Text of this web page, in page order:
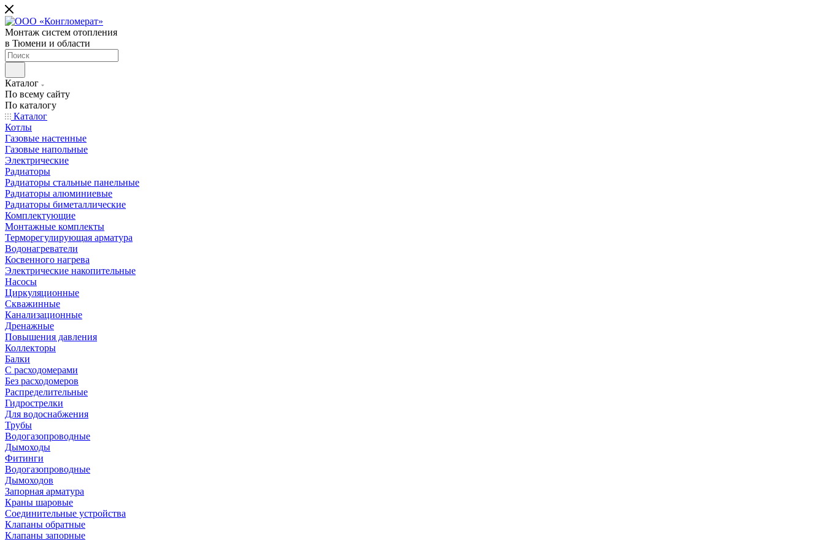
Монтаж систем отопления
в Тюмени и области
Каталог
По всему сайту
По каталогу
Каталог
Котлы
Газовые настенные
Газовые напольные
Электрические
Радиаторы
Радиаторы стальные панельные
Радиаторы алюминиевые
Радиаторы биметаллические
Комплектующие
Монтажные комплекты
Терморегулирующая арматура
Водонагреватели
Косвенного нагрева
Электрические накопительные
Насосы
Циркуляционные
Скважинные
Канализационные
Дренажные
Повышения давления
Коллекторы
Балки
С расходомерами
Без расходомеров
Распределительные
Гидрострелки
Для водоснабжения
Трубы
Водогазопроводные
Дымоходы
Фитинги
Водогазопроводные
Дымоходов
Запорная арматура
Краны шаровые
Соединительные устройства
Клапаны обратные
Клапаны запорные